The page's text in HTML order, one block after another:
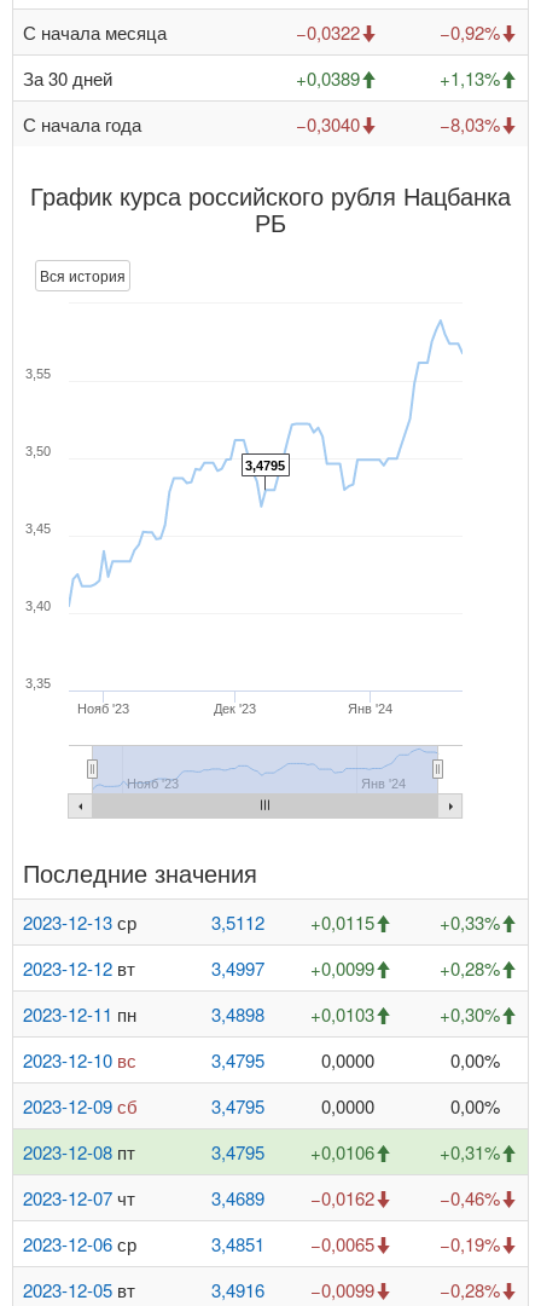
С начала месяца
−0,0322
−0,92%
За 30 дней
+0,0389
+1,13%
С начала года
−0,3040 −8,03%
График курса российского рубля Нацбанка
РБ
Вся история
3,4795
Нояб '23 Дек '23 Янв '24
Нояб '23 Янв '24
3,35
3,40
3,45
3,50
3,55
Последние значения
2023-12-13ср 3,5112 +0,0115
+0,33%
2023-12-12 вт 3,4997 +0,0099
+0,28%
2023-12-11 пн 3,4898 +0,0103
+0,30%
2023-12-10 вс 3,4795 0,0000
0,00%
2023-12-09сб 3,4795 0,0000
0,00%
2023-12-08 пт 3,4795 +0,0106
+0,31%
2023-12-07 чт 3,4689 −0,0162
−0,46%
2023-12-06ср 3,4851 −0,0065
−0,19%
2023-12-05 вт 3,4916 −0,0099
−0,28%